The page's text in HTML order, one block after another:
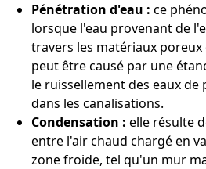
Pénétration d'eau : ce
lorsque l'eau provenant de
travers les matériaux poreux
peut être causé par une
le ruissellement des eaux
dans les canalisations.
Condensation : elle résulte
entre l'air chaud chargé en
zone froide, tel qu'un mur